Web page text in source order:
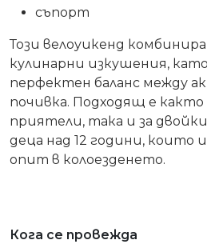
съпорт
Този велоуикенд комбинира
кулинарни изкушения,
перфектен баланс между
почивка. Подходящ е както
приятели, така и за
деца над 12 години, които
опит в колоезденето.
Кога се провежда